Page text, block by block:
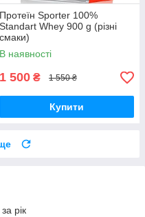
Протеїн Sporter 100%
Standart Whey 900 g (різні
смаки)
В наявності
1 500 ₴ 1 550 ₴
Купити
рік